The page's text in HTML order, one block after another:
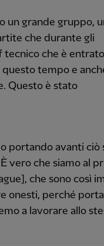
un grande gruppo,
che durante gli
tecnico che è
tempo e
Questo è stato
portando avanti ciò
vero che siamo al
che sono così
onesti, perché
a lavorare allo